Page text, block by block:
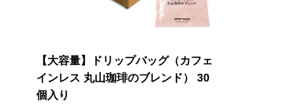
【大容量】ドリップバッグ（カフェ
インレス 丸山珈琲のブレンド） 30
個入り